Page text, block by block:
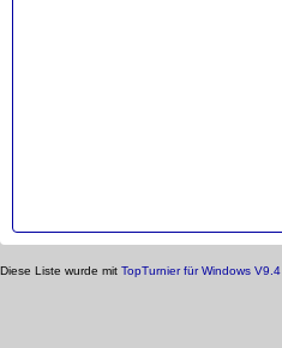
Diese Liste wurde mit TopTurnier für Windows V9.4